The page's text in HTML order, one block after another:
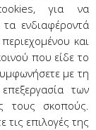
για να
ενδιαφέροντά
και
που είδε το
με τη
των
τους σκοπούς.
τις επιλογές της